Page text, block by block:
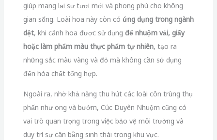
giúp mang lại sự tươi mới và phong phú cho không
gian sống. Loài hoa này còn có ứng dụng trong ngành
dệt, khi cánh hoa được sử dụng để nhuộm vải, giấy
hoặc làm phẩm màu thực phẩm tự nhiên, tạo ra
những sắc màu vàng và đỏ mà không cần sử dụng
đến hóa chất tổng hợp.
Ngoài ra, nhờ khả năng thu hút các loài côn trùng thụ
phấn như ong và bướm, Cúc Duyên Nhuộm cũng có
vai trò quan trọng trong việc bảo vệ môi trường và
duy trì sự cân bằng sinh thái trong khu vực.